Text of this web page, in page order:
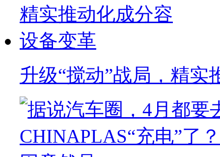
升级“搅动”战局，精实